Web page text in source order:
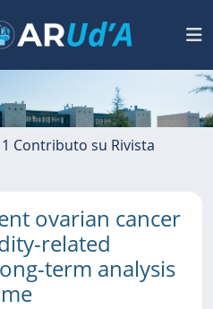
1 Contributo su Rivista
ovarian cancer
related
term analysis